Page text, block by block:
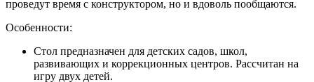
проведут время с конструктором, но и вдоволь пообщаются.
Особенности:
Стол предназначен для детских садов, школ,
развивающих и коррекционных центров. Рассчитан на
игру двух детей.